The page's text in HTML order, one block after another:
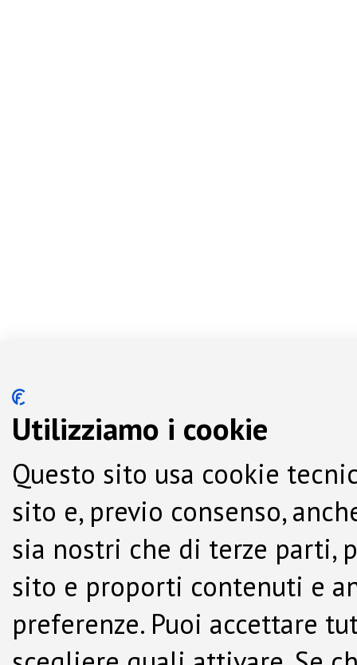
Utilizziamo i cookie
Questo sito usa cookie
sito e, previo consenso,
sia nostri che di terze parti,
sito e proporti contenuti e
preferenze. Puoi accettare